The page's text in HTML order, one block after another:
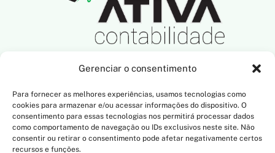
Gerenciar o consentimento
Para fornecer as melhores experiências, usamos tecnologias como
cookies para armazenar e/ou acessar informações do dispositivo. O
consentimento para essas tecnologias nos permitirá processar dados
como comportamento de navegação ou IDs exclusivos neste site. Não
consentir ou retirar o consentimento pode afetar negativamente certos
recursos e funções.
NOSSO ENDEREÇO